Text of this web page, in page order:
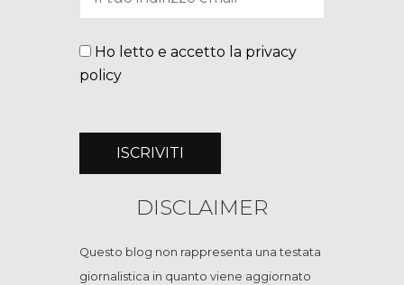
Ho letto e accetto la privacy
policy
DISCLAIMER
Questo blog non rappresenta una testata
giornalistica in quanto viene aggiornato